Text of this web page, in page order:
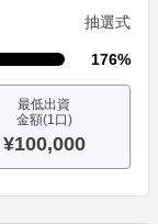
抽選式
176%
最低出資
金額(1口)
¥100,000